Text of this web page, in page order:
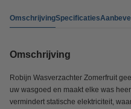
OmschrijvingSpecificaties
Omschrijving
Robijn Wasverzachter Zomerfruit
uw wasgoed en maakt elke was
vermindert statische elektriciteit,